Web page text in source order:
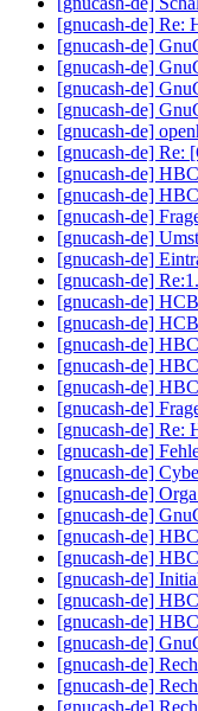
[gnucash-de]
[gnucash-de]
[gnucash-de]
[gnucash-de]
[gnucash-de]
[gnucash-de]
[gnucash-de] Re:
[gnucash-de]
[gnucash-de]
[gnucash-de]
[gnucash-de]
[gnucash-de]
[gnucash-de]
[gnucash-de]
[gnucash-de]
[gnucash-de]
[gnucash-de]
[gnucash-de]
[gnucash-de]
[gnucash-de]
[gnucash-de]
[gnucash-de]
[gnucash-de]
[gnucash-de]
[gnucash-de]
[gnucash-de]
[gnucash-de]
[gnucash-de]
[gnucash-de]
[gnucash-de]
[gnucash-de]
[gnucash-de]